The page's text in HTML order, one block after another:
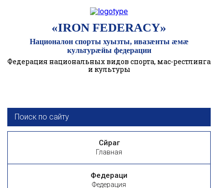
«IRON FEDERACY»
Националон спорты хуызты, ивазӕнты ӕмӕ
культурӕйы федерации
Федерация национальных видов спорта, мас-рестлинга
и культуры
Сӕйраг
Главная
Федераци
Федерация